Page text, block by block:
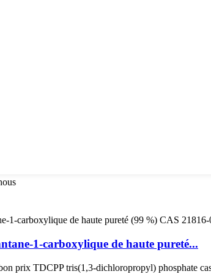
1-carboxylique de haute pureté...